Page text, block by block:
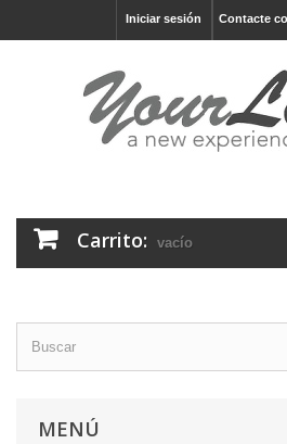
Contacte
Iniciar sesión
Carrito: vacío
MENÚ